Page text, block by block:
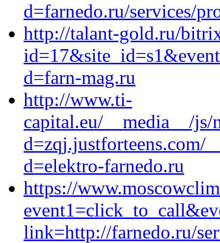
d=farnedo.ru/services/
http://talant-gold.ru/
d=farn-mag.ru
http://www.ti-
capital.eu/__media__/js/
d=zqj.justforteens.com/
d=elektro-farnedo.ru
https://
link=http://farnedo.ru/